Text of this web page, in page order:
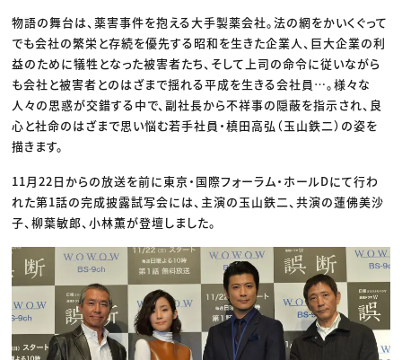
物語の舞台は、薬害事件を抱える大手製薬会社。法の網をかいくぐって
でも会社の繁栄と存続を優先する昭和を生きた企業人、巨大企業の利
益のために犠牲となった被害者たち、そして上司の命令に従いながら
も会社と被害者とのはざまで揺れる平成を生きる会社員…。様々な
人々の思惑が交錯する中で、副社長から不祥事の隠蔽を指示され、良
心と社命のはざまで思い悩む若手社員・槙田高弘（玉山鉄二）の姿を
描きます。
11月22日からの放送を前に東京・国際フォーラム・ホールDにて行わ
れた第1話の完成披露試写会には、主演の玉山鉄二、共演の蓮佛美沙
子、柳葉敏郎、小林薫が登壇しました。